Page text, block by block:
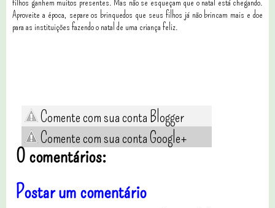
Aproveite a época, separe os brinquedos que seus filhos já não brincam mais e doe
para as instituições fazendo o natal de uma criança feliz.
Comente com sua conta Blogger
Comente com sua conta Google+
0 comentários:
Postar um comentário